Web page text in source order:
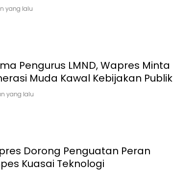
yang lalu
Pengurus LMND, Wapres Minta
Muda Kawal Kebijakan Publik
yang lalu
Dorong Penguatan Peran
Kuasai Teknologi